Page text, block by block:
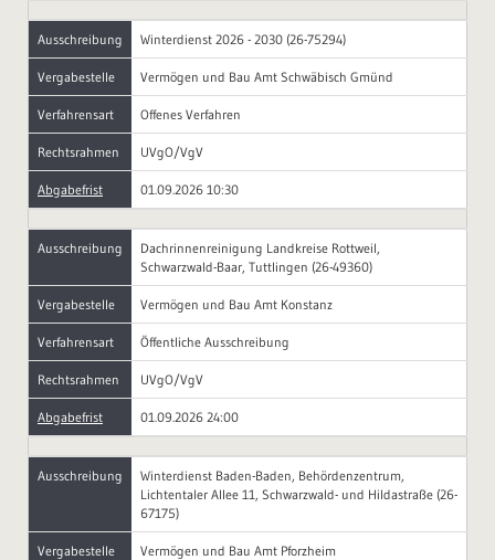
Ausschreibung Winterdienst 2026 - 2030 (26-75294)
Vergabestelle Vermögen und Bau Amt Schwäbisch Gmünd
Verfahrensart Offenes Verfahren
Rechtsrahmen UVgO/VgV
Abgabefrist 01.09.2026 10:30
Ausschreibung
Dachrinnenreinigung Landkreise Rottweil,
Schwarzwald-Baar, Tuttlingen (26-49360)
Vergabestelle Vermögen und Bau Amt Konstanz
Verfahrensart Öffentliche Ausschreibung
Rechtsrahmen UVgO/VgV
Abgabefrist 01.09.2026 24:00
Ausschreibung
Winterdienst Baden-Baden, Behördenzentrum,
Lichtentaler Allee 11, Schwarzwald- und Hildastraße (26-
67175)
Vergabestelle Vermögen und Bau Amt Pforzheim